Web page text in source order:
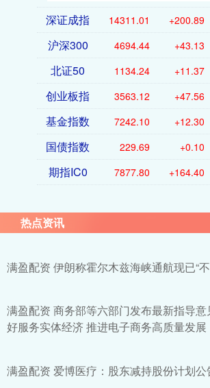
深证成指 14311.01 +200.89
沪深300 4694.44 +43.13
北证50 1134.24 +11.37
创业板指 3563.12 +47.56
基金指数 7242.10 +12.30
国债指数 229.69 +0.10
期指IC0 7877.80 +164.40
热点资讯
满盈配资 伊朗称霍尔木兹海峡通航现已“
满盈配资 商务部等六部门发布最新指导意
好服务实体经济 推进电子商务高质量发展
满盈配资 爱博医疗：股东减持股份计划公